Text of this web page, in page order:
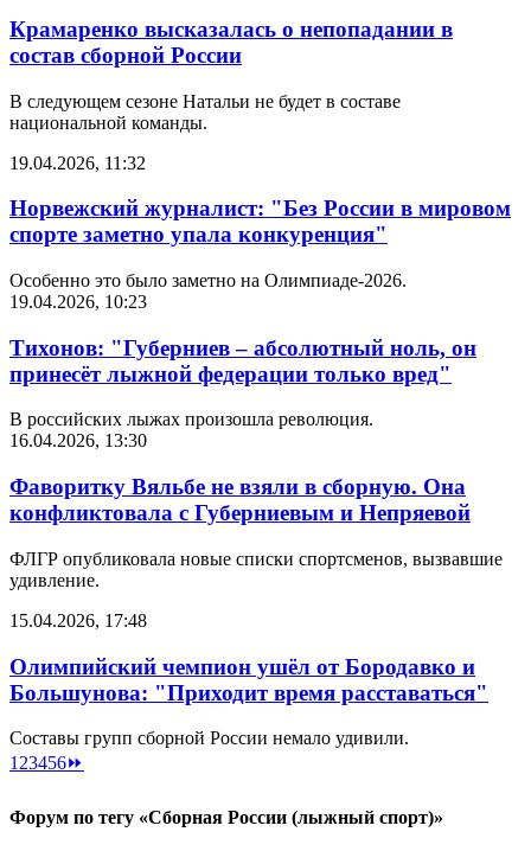
Крамаренко высказалась о непопадании в
состав сборной России
В следующем сезоне Натальи не будет в составе
национальной команды.
19.04.2026, 11:32
Норвежский журналист: "Без России в мировом
спорте заметно упала конкуренция"
Особенно это было заметно на Олимпиаде-2026.
19.04.2026, 10:23
Тихонов: "Губерниев – абсолютный ноль, он
принесёт лыжной федерации только вред"
В российских лыжах произошла революция.
16.04.2026, 13:30
Фаворитку Вяльбе не взяли в сборную. Она
конфликтовала с Губерниевым и Непряевой
ФЛГР опубликовала новые списки спортсменов, вызвавшие
удивление.
15.04.2026, 17:48
Олимпийский чемпион ушёл от Бородавко и
Большунова: "Приходит время расставаться"
Составы групп сборной России немало удивили.
1 23456⏩
Форум по тегу «Сборная России (лыжный спорт)»